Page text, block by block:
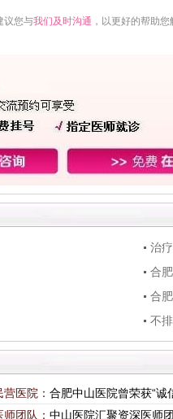
议您与我们及时沟通 ，以更好的帮助
治
合
合
不
医院： 合肥中山医院曾荣获“诚
团队： 中山医院汇聚资深医师